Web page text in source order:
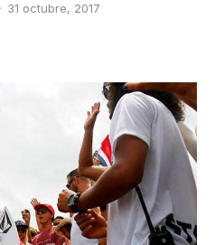
31 octubre, 2017